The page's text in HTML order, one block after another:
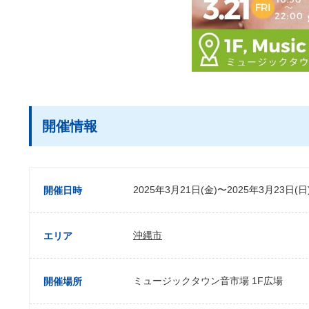
開催情報
開催日時 2025年3月21日(金)〜2025年3月23日(
エリア 沖縄市
開催場所 ミュージックタウン音市場 1F広場